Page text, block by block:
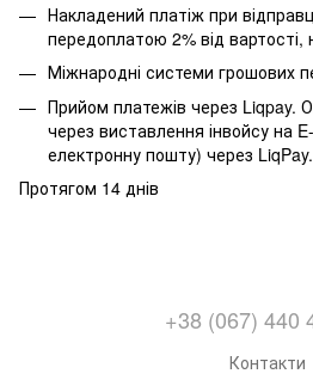
Накладений платіж при
передоплатою 2% від
Міжнародні системи грошових
Прийом платежів через Liqpay.
через виставлення інвойсу на
електронну пошту) через LiqPay.
Протягом 14 днів
+38 (067) 440
Контакти